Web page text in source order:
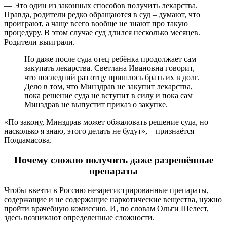
— Это один из законных способов получить лекарства.
Правда, родители редко обращаются в суд – думают, что
проиграют, а чаще всего вообще не знают про такую
процедуру. В этом случае суд длился несколько месяцев.
Родители выиграли.
Но даже после суда отец ребёнка продолжает сам
закупать лекарства. Светлана Ивановна говорит,
что последний раз отцу пришлось брать их в долг.
Дело в том, что Минздрав не закупит лекарства,
пока решение суда не вступит в силу и пока сам
Минздрав не выпустит приказ о закупке.
«По закону, Минздрав может обжаловать решение суда, но
насколько я знаю, этого делать не будут», – признаётся
Полдамасова.
Почему сложно получить даже разрешённые
препараты
Чтобы ввезти в Россию незарегистрированные препараты,
содержащие и не содержащие наркотические вещества, нужно
пройти врачебную комиссию. И, по словам Ольги Шелест,
здесь возникают определенные сложности.